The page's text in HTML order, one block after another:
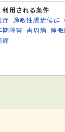
利用される条件
症 過敏性腸症候群
期障害 歯周病 睡
痛